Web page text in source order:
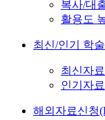
복사/대
활용도
최신/인기 학
최신자료
인기자료
해외자료신청